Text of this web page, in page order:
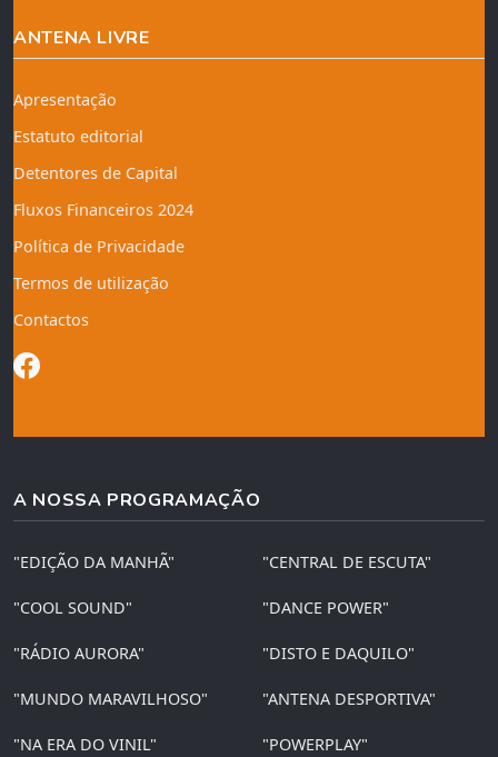
ANTENA LIVRE
Apresentação
Estatuto editorial
Detentores de Capital
Fluxos Financeiros 2024
Política de Privacidade
Termos de utilização
Contactos
A NOSSA PROGRAMAÇÃO
"EDIÇÃO DA MANHÃ" "CENTRAL DE ESCUTA"
"COOL SOUND" "DANCE POWER"
"RÁDIO AURORA" "DISTO E DAQUILO"
"MUNDO MARAVILHOSO" "ANTENA DESPORTIVA"
"NA ERA DO VINIL" "POWERPLAY"